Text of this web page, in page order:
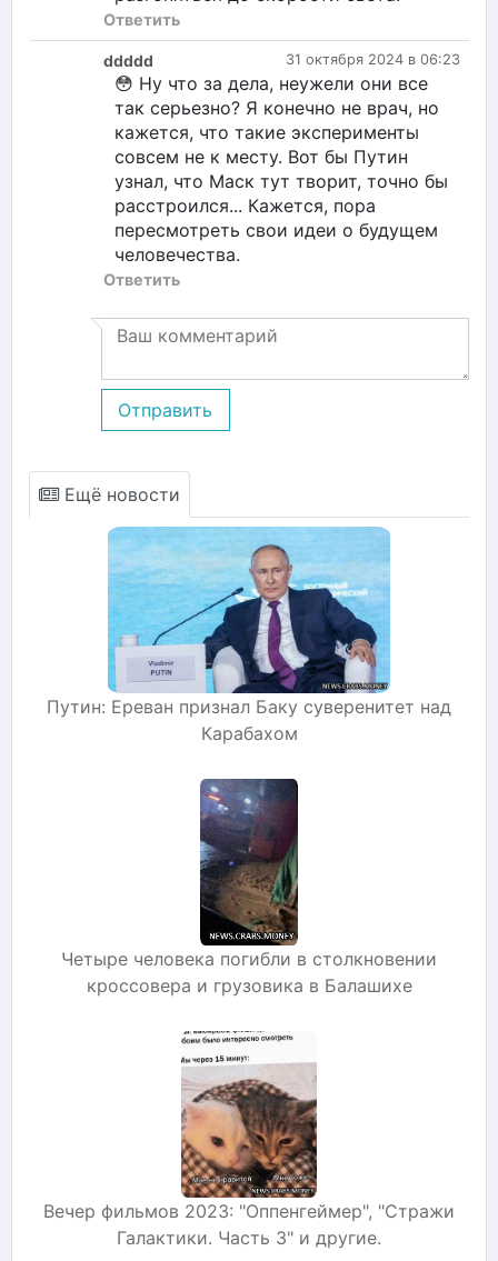
Ответить
31 октября 2024 в 06:23
ddddd
😳 Ну что за дела, неужели они все
так серьезно? Я конечно не врач, но
кажется, что такие эксперименты
совсем не к месту. Вот бы Путин
узнал, что Маск тут творит, точно бы
расстроился... Кажется, пора
пересмотреть свои идеи о будущем
человечества.
Ответить
Отправить
Ещё новости
Путин: Ереван признал Баку суверенитет над
Карабахом
Четыре человека погибли в столкновении
кроссовера и грузовика в Балашихе
Вечер фильмов 2023: "Оппенгеймер", "Стражи
Галактики. Часть 3" и другие.